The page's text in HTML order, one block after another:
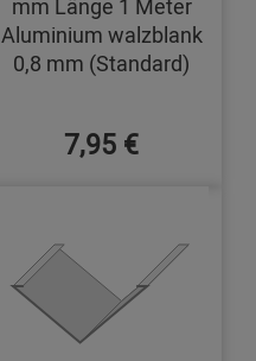
mm Länge 1 Meter
Aluminium walzblank
0,8 mm (Standard)
7,95 €